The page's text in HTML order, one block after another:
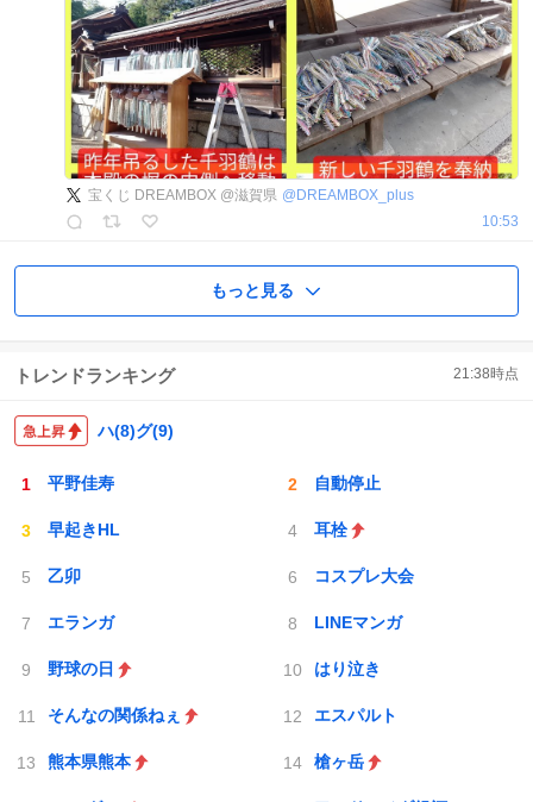
宝くじ DREAMBOX @滋賀県 @ DREAMBOX_plus
10:53
もっと見る
トレンドランキング 21:38時点
ハ(8)グ(9)
平野佳寿 自動停止
早起きHL 耳栓
乙卯 コスプレ大会
エランガ LINEマンガ
野球の日 はり泣き
そんなの関係ねぇ エスパルト
熊本県熊本 槍ヶ岳